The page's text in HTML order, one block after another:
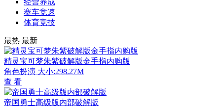
经营养成
赛车竞速
体育竞技
最热 最新
精灵宝可梦朱紫破解版金手指内购版
角色扮演 大小:298.27M
查 看
帝国勇士高级版内部破解版